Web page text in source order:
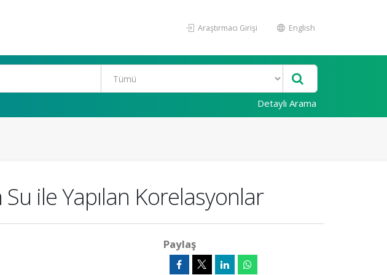
Araştırmacı Girişi English
Detaylı Arama
Su ile Yapılan Korelasyonlar
Paylaş